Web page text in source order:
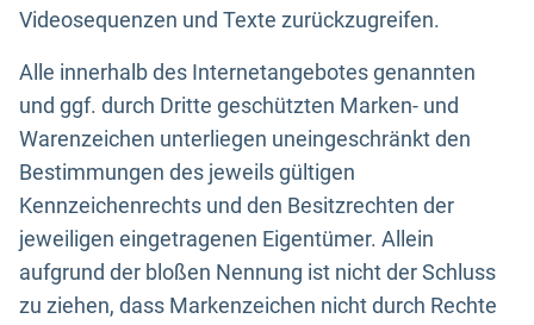
Videosequenzen und Texte zurückzugreifen.
Alle innerhalb des Internetangebotes genannten
und ggf. durch Dritte geschützten Marken- und
Warenzeichen unterliegen uneingeschränkt den
Bestimmungen des jeweils gültigen
Kennzeichenrechts und den Besitzrechten der
jeweiligen eingetragenen Eigentümer. Allein
aufgrund der bloßen Nennung ist nicht der Schluss
zu ziehen, dass Markenzeichen nicht durch Rechte